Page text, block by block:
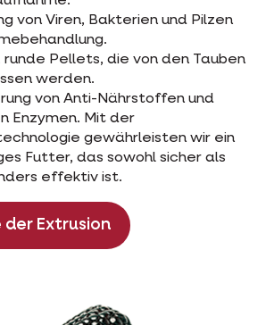
von Viren, Bakterien und Pilzen
Pellets, die von den Tauben
werden.
von Anti-Nährstoffen und
Enzymen. Mit der
gewährleisten wir ein
Futter, das sowohl sicher als
effektiv ist.
der Extrusion